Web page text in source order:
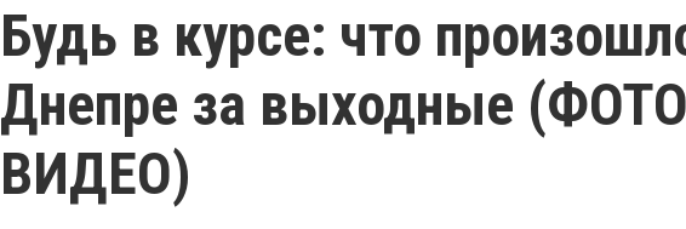
Будь в курсе: что
Днепре за выходные
ВИДЕО)